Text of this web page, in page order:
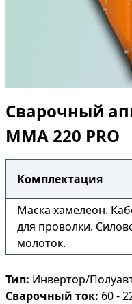
Сварочный
MMA 220 PRO
Комплектация
Маска хамелеон.
для проволки.
молоток.
Тип: Инвертор/
Сварочный ток: 60 -